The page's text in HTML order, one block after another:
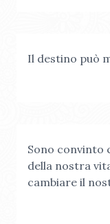
Il destino può
Sono convinto
della nostra
cambiare il